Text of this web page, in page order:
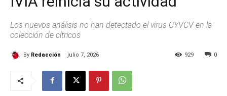
Los nuevos análisis no han detectado el virus CYVCV en la
colección de cítricos
By Redacción julio 7, 2026 0
929